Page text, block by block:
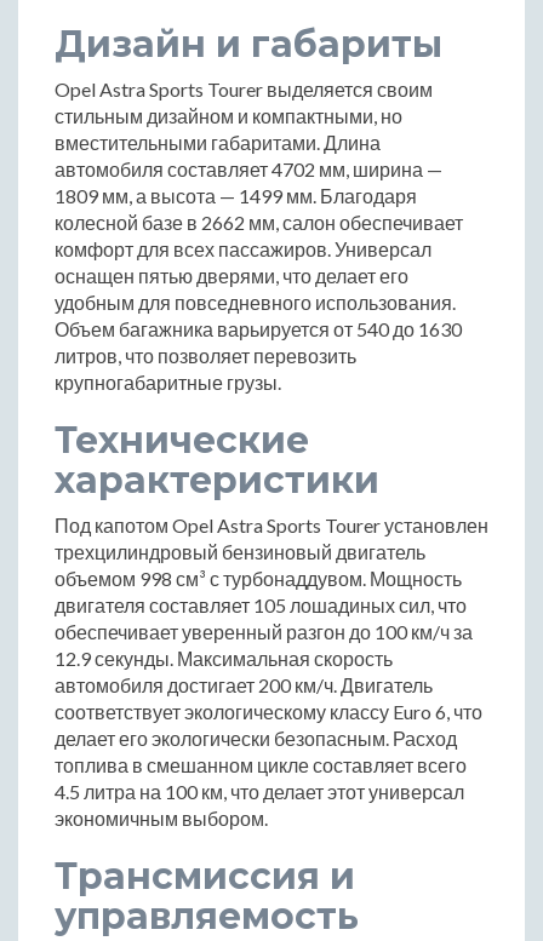
Дизайн и габариты
Opel Astra Sports Tourer выделяется своим
стильным дизайном и компактными, но
вместительными габаритами. Длина
автомобиля составляет 4702 мм, ширина —
1809 мм, а высота — 1499 мм. Благодаря
колесной базе в 2662 мм, салон обеспечивает
комфорт для всех пассажиров. Универсал
оснащен пятью дверями, что делает его
удобным для повседневного использования.
Объем багажника варьируется от 540 до 1630
литров, что позволяет перевозить
крупногабаритные грузы.
Технические
характеристики
Под капотом Opel Astra Sports Tourer установлен
трехцилиндровый бензиновый двигатель
объемом 998 см³ с турбонаддувом. Мощность
двигателя составляет 105 лошадиных сил, что
обеспечивает уверенный разгон до 100 км/ч за
12.9 секунды. Максимальная скорость
автомобиля достигает 200 км/ч. Двигатель
соответствует экологическому классу Euro 6, что
делает его экологически безопасным. Расход
топлива в смешанном цикле составляет всего
4.5 литра на 100 км, что делает этот универсал
экономичным выбором.
Трансмиссия и
управляемость